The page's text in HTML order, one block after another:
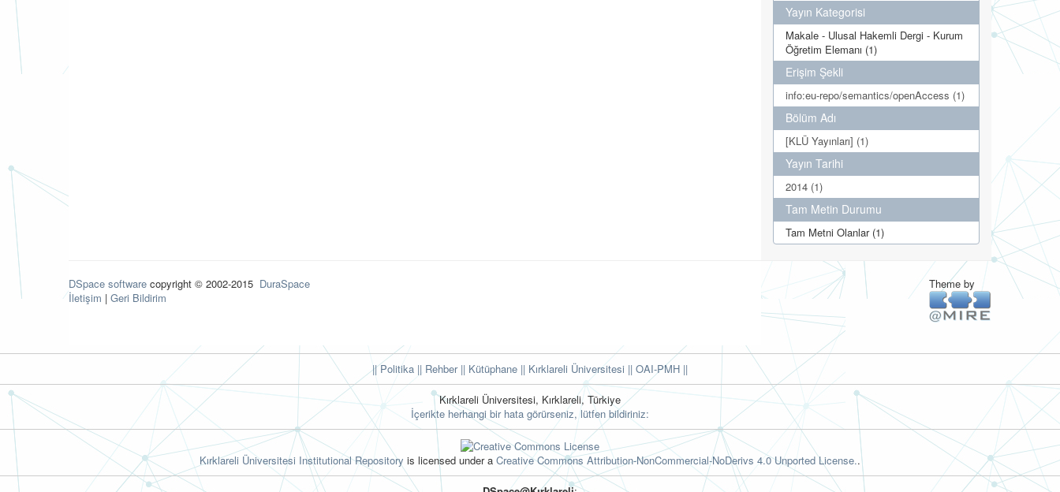
Yayın Kategorisi
Makale - Ulusal Hakemli Dergi - Kurum
Öğretim Elemanı (1)
Erişim Şekli
info:eu-repo/semantics/openAccess (1)
Bölüm Adı
[KLÜ Yayınları] (1)
Yayın Tarihi
2014 (1)
Tam Metin Durumu
Tam Metni Olanlar (1)
DSpace software copyright © 2002-2015 DuraSpace
İletişim | Geri Bildirim
Theme by
|| Politika || Rehber|| Kütüphane || Kırklareli Üniversitesi || OAI-PMH ||
Kırklareli Üniversitesi, Kırklareli, Türkiye
İçerikte herhangi bir hata görürseniz, lütfen bildiriniz:
Kırklareli Üniversitesi Institutional Repository is licensed under a Creative Commons Attribution-NonCommercial-NoDerivs 4.0 Unported License..